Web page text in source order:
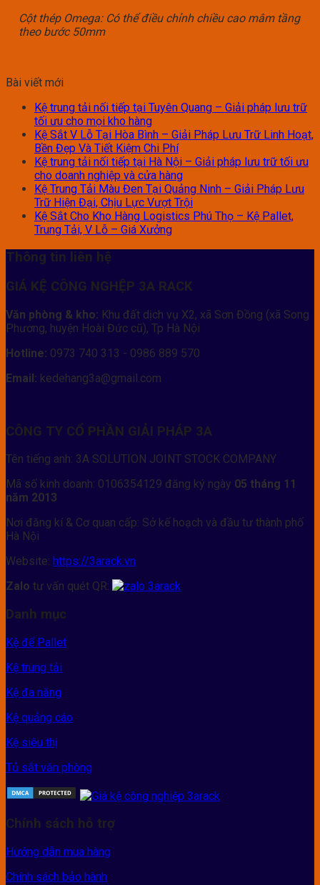
Cột thép Omega: Có thể điều chỉnh chiều cao mâm tầng
theo bước 50mm
Bài viết mới
Kệ trung tải nối tiếp tại Tuyên Quang – Giải pháp lưu trữ
tối ưu cho mọi kho hàng
Kệ Sắt V Lỗ Tại Hòa Bình – Giải Pháp Lưu Trữ Linh Hoạt,
Bền Đẹp Và Tiết Kiệm Chi Phí
Kệ trung tải nối tiếp tại Hà Nội – Giải pháp lưu trữ tối ưu
cho doanh nghiệp và cửa hàng
Kệ Trung Tải Màu Đen Tại Quảng Ninh – Giải Pháp Lưu
Trữ Hiện Đại, Chịu Lực Vượt Trội
Kệ Sắt Cho Kho Hàng Logistics Phú Thọ – Kệ Pallet,
Trung Tải, V Lỗ – Giá Xưởng
Thông tin liên hệ
GIÁ KỆ CÔNG NGHỆP 3A RACK
Văn phòng & kho: Khu đất dịch vụ X2, xã Sơn Đồng (xã Song
Phương, huyện Hoài Đức cũ), Tp Hà Nội
Hotline: 0973 740 313 - 0986 889 570
Email: kedehang3a@gmail.com
CÔNG TY CỔ PHẦN GIẢI PHÁP 3A
Tên tiếng anh: 3A SOLUTION JOINT STOCK COMPANY
Mã số kinh doanh: 0106354129 đăng ký ngày 05 tháng 11
năm 2013
Nơi đăng kí & Cơ quan cấp: Sở kế hoạch và đầu tư thành phố
Hà Nội
Website: https://3arack.vn
Zalo tư vấn quét QR:
Danh mục
Kệ để Pallet
Kệ trung tải
Kệ đa năng
Kệ quảng cáo
Kệ siêu thị
Tủ sắt văn phòng
Chính sách hỗ trợ
Hướng dẫn mua hàng
Chính sách bảo hành